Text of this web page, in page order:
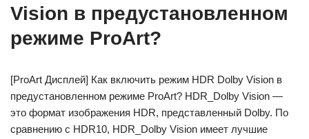
Vision в предустановленном
режиме ProArt?
[ProArt Дисплей] Как включить режим HDR Dolby Vision в
предустановленном режиме ProArt? HDR_Dolby Vision —
это формат изображения HDR, представленный Dolby. По
сравнению с HDR10, HDR_Dolby Vision имеет лучшие